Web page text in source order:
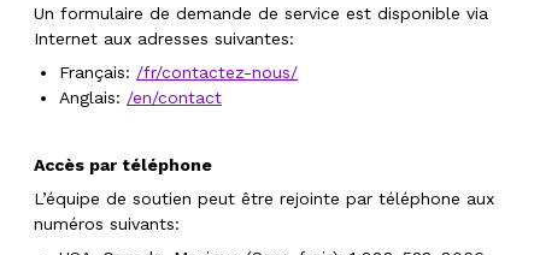
Un formulaire de demande de service est disponible via
Internet aux adresses suivantes:
Français: /fr/contactez-nous/
Anglais: /en/contact
Accès par téléphone
L’équipe de soutien peut être rejointe par téléphone aux
numéros suivants: